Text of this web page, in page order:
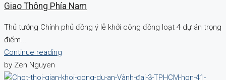
Giao Thông Phía Nam
Thủ tướng Chính phủ đồng ý lễ khởi công đồng loạt 4 dự án trọng
điểm...
Continue reading
by Zen Nguyen